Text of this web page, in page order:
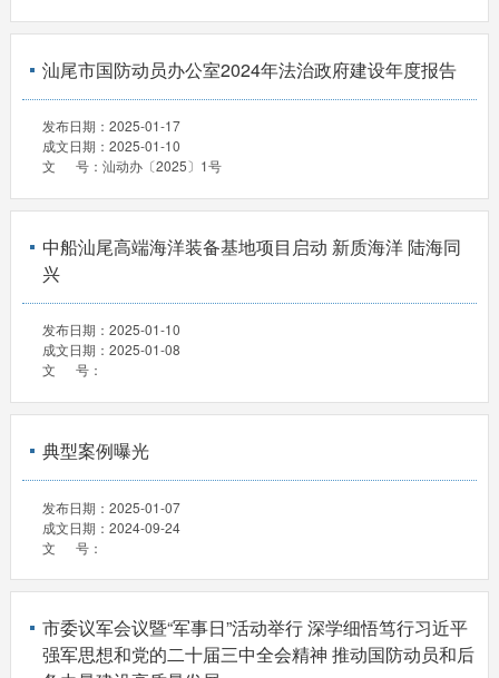
汕尾市国防动员办公室2024年法治政府建设年度报告
发布日期： 2025-01-17
成文日期： 2025-01-10
文 号： 汕动办〔2025〕1号
中船汕尾高端海洋装备基地项目启动 新质海洋 陆海同
兴
发布日期： 2025-01-10
成文日期： 2025-01-08
文 号：
典型案例曝光
发布日期： 2025-01-07
成文日期： 2024-09-24
文 号：
市委议军会议暨“军事日”活动举行 深学细悟笃行习近平
强军思想和党的二十届三中全会精神 推动国防动员和后